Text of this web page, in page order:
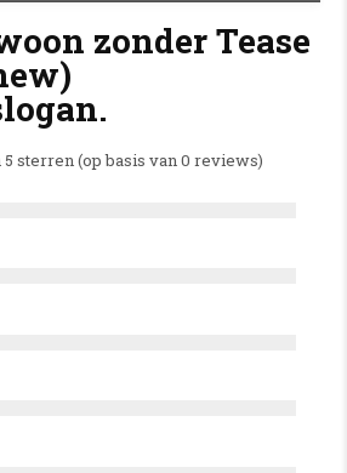
zonder Tease
5 sterren (op basis van 0 reviews)